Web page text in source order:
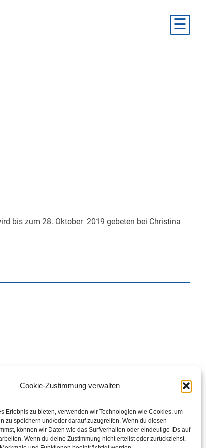
Cookie-Zustimmung verwalten
Erlebnis zu bieten, verwenden wir Technologien wie Cookies, um
zu speichern und/oder darauf zuzugreifen. Wenn du diesen
können wir Daten wie das Surfverhalten oder eindeutige IDs auf
Wenn du deine Zustimmung nicht erteilst oder zurückziehst,
☰
bis zum 28. Oktober 2019 gebeten bei Christina